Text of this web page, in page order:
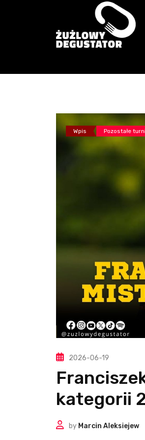
Wpis Pozostałe
2026-06-19
kategorii
by Marcin Aleksiejew